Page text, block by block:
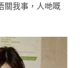
關我事，人哋嘅